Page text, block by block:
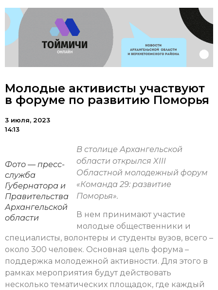
Молодые активисты участвуют
в форуме по развитию Поморья
3 июля, 2023
14:13
Фото — пресс-
служба
Губернатора и
Правительства
Архангельской
области
В столице Архангельской
области открылся XIII
Областной молодежный форум
«Команда 29: развитие
Поморья».
В нем принимают участие
молодые общественники и
специалисты, волонтеры и студенты вузов, всего –
около 300 человек. Основная цель форума –
поддержка молодежной активности. Для этого в
рамках мероприятия будут действовать
несколько тематических площадок, где каждый